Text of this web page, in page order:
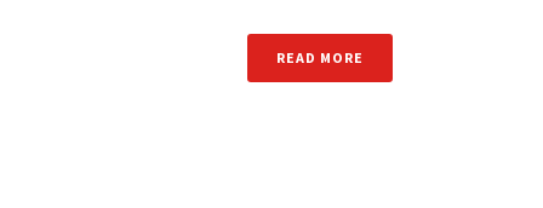
READ MORE